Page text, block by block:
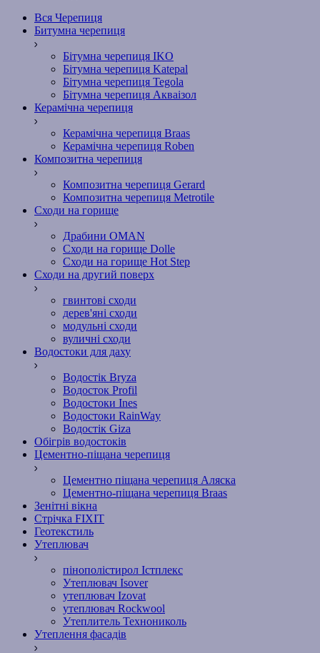
Вся Черепиця
Битумна черепиця
Бітумна черепиця IKO
Бітумна черепиця Katepal
Бітумна черепиця Tegola
Бітумна черепиця Акваізол
Керамічна черепиця
Керамічна черепиця Braas
Керамічна черепиця Roben
Композитна черепиця
Композитна черепиця Gerard
Композитна черепиця Metrotile
Сходи на горище
Драбини OMAN
Сходи на горище Dolle
Сходи на горище Hot Step
Сходи на другий поверх
гвинтові сходи
дерев'яні сходи
модульні сходи
вуличні сходи
Водостоки для даху
Водостік Bryza
Водосток Profil
Водостоки Ines
Водостоки RainWay
Водостік Giza
Обігрів водостоків
Цементно-піщана черепиця
Цементно піщана черепиця Аляска
Цементно-піщана черепиця Braas
Зенітні вікна
Стрічка FIXIT
Геотекстиль
Утеплювач
пінополістирол Істплекс
Утеплювач Isover
утеплювач Izovat
утеплювач Rockwool
Утеплитель Технониколь
Утеплення фасадів